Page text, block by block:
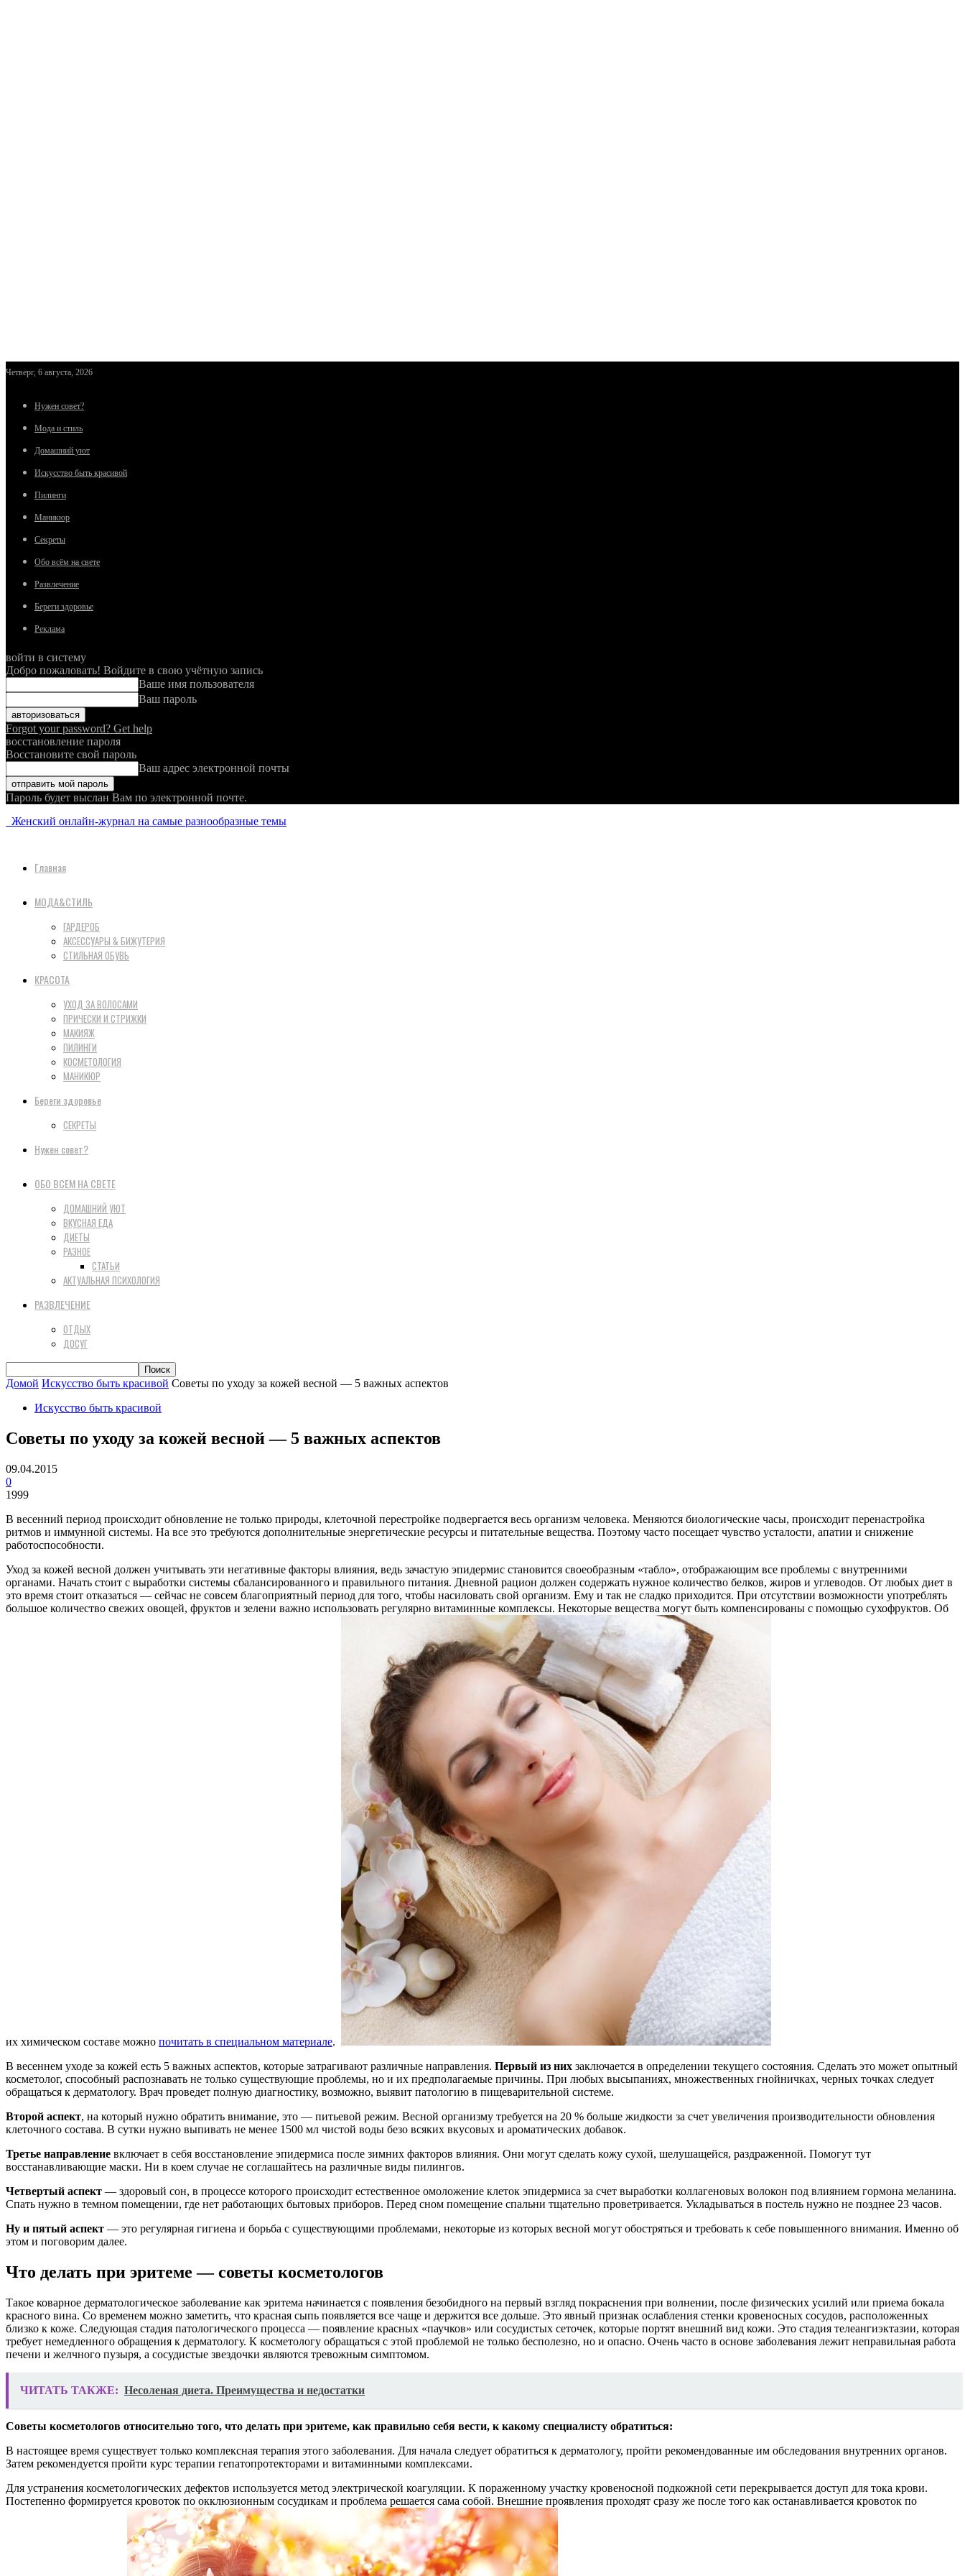
Четверг, 6 августа, 2026
Нужен совет?
Мода и стиль
Домашний уют
Искусство быть красивой
Пилинги
Маникюр
Секреты
Обо всём на свете
Развлечение
Береги здоровье
Реклама
войти в систему
Добро пожаловать! Войдите в свою учётную запись
Ваше имя пользователя
Ваш пароль
Forgot your password? Get help
восстановление пароля
Восстановите свой пароль
Ваш адрес электронной почты
Пароль будет выслан Вам по электронной почте.
Женский онлайн-журнал на самые разнообразные темы
Главная
МОДА&СТИЛЬ
ГАРДЕРОБ
АКСЕССУАРЫ & БИЖУТЕРИЯ
СТИЛЬНАЯ ОБУВЬ
КРАСОТА
УХОД ЗА ВОЛОСАМИ
ПРИЧЕСКИ И СТРИЖКИ
МАКИЯЖ
ПИЛИНГИ
КОСМЕТОЛОГИЯ
МАНИКЮР
Береги здоровье
СЕКРЕТЫ
Нужен совет?
ОБО ВСЕМ НА СВЕТЕ
ДОМАШНИЙ УЮТ
ВКУСНАЯ ЕДА
ДИЕТЫ
РАЗНОЕ
СТАТЬИ
АКТУАЛЬНАЯ ПСИХОЛОГИЯ
РАЗВЛЕЧЕНИЕ
ОТДЫХ
ДОСУГ
Домой Искусство быть красивой Советы по уходу за кожей весной — 5 важных аспектов
Искусство быть красивой
Советы по уходу за кожей весной — 5 важных аспектов
09.04.2015
0
1999
В весенний период происходит обновление не только природы, клеточной перестройке подвергается весь организм человека. Меняются биологические часы, происходит перенастройка
ритмов и иммунной системы. На все это требуются дополнительные энергетические ресурсы и питательные вещества. Поэтому часто посещает чувство усталости, апатии и снижение
работоспособности.
Уход за кожей весной должен учитывать эти негативные факторы влияния, ведь зачастую эпидермис становится своеобразным «табло», отображающим все проблемы с внутренними
органами. Начать стоит с выработки системы сбалансированного и правильного питания. Дневной рацион должен содержать нужное количество белков, жиров и углеводов. От любых диет в
это время стоит отказаться — сейчас не совсем благоприятный период для того, чтобы насиловать свой организм. Ему и так не сладко приходится. При отсутствии возможности употреблять
большое количество свежих овощей, фруктов и зелени важно использовать регулярно витаминные комплексы. Некоторые вещества могут быть компенсированы с помощью сухофруктов. Об
их химическом составе можно почитать в специальном материале.
В весеннем уходе за кожей есть 5 важных аспектов, которые затрагивают различные направления. Первый из них заключается в определении текущего состояния. Сделать это может опытный
косметолог, способный распознавать не только существующие проблемы, но и их предполагаемые причины. При любых высыпаниях, множественных гнойничках, черных точках следует
обращаться к дерматологу. Врач проведет полную диагностику, возможно, выявит патологию в пищеварительной системе.
Второй аспект, на который нужно обратить внимание, это — питьевой режим. Весной организму требуется на 20 % больше жидкости за счет увеличения производительности обновления
клеточного состава. В сутки нужно выпивать не менее 1500 мл чистой воды безо всяких вкусовых и ароматических добавок.
Третье направление включает в себя восстановление эпидермиса после зимних факторов влияния. Они могут сделать кожу сухой, шелушащейся, раздраженной. Помогут тут
восстанавливающие маски. Ни в коем случае не соглашайтесь на различные виды пилингов.
Четвертый аспект — здоровый сон, в процессе которого происходит естественное омоложение клеток эпидермиса за счет выработки коллагеновых волокон под влиянием гормона меланина.
Спать нужно в темном помещении, где нет работающих бытовых приборов. Перед сном помещение спальни тщательно проветривается. Укладываться в постель нужно не позднее 23 часов.
Ну и пятый аспект — это регулярная гигиена и борьба с существующими проблемами, некоторые из которых весной могут обостряться и требовать к себе повышенного внимания. Именно об
этом и поговорим далее.
Что делать при эритеме — советы косметологов
Такое коварное дерматологическое заболевание как эритема начинается с появления безобидного на первый взгляд покраснения при волнении, после физических усилий или приема бокала
красного вина. Со временем можно заметить, что красная сыпь появляется все чаще и держится все дольше. Это явный признак ослабления стенки кровеносных сосудов, расположенных
близко к коже. Следующая стадия патологического процесса — появление красных «паучков» или сосудистых сеточек, которые портят внешний вид кожи. Это стадия телеангиэктазии, которая
требует немедленного обращения к дерматологу. К косметологу обращаться с этой проблемой не только бесполезно, но и опасно. Очень часто в основе заболевания лежит неправильная работа
печени и желчного пузыря, а сосудистые звездочки являются тревожным симптомом.
ЧИТАТЬ ТАКЖЕ: Несоленая диета. Преимущества и недостатки
Советы косметологов относительно того, что делать при эритеме, как правильно себя вести, к какому специалисту обратиться:
В настоящее время существует только комплексная терапия этого заболевания. Для начала следует обратиться к дерматологу, пройти рекомендованные им обследования внутренних органов.
Затем рекомендуется пройти курс терапии гепатопротекторами и витаминными комплексами.
Для устранения косметологических дефектов используется метод электрической коагуляции. К пораженному участку кровеносной подкожной сети перекрывается доступ для тока крови.
Постепенно формируется кровоток по окклюзионным сосудикам и проблема решается сама собой. Внешние проявления проходят сразу же после того как останавливается кровоток по